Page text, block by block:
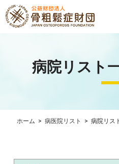
病院リスト
ホーム > 病医院リスト > 病院リス